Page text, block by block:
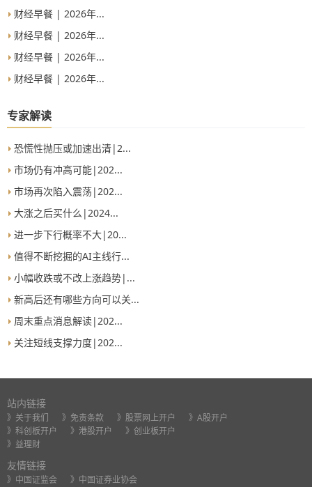
财经早餐 | 2026年...
财经早餐 | 2026年...
财经早餐 | 2026年...
财经早餐 | 2026年...
专家解读
恐慌性抛压或加速出清|2...
市场仍有冲高可能|202...
市场再次陷入震荡|202...
大涨之后买什么|2024...
进一步下行概率不大|20...
值得不断挖掘的AI主线行...
小幅收跌或不改上涨趋势|...
新高后还有哪些方向可以关...
周末重点消息解读|202...
关注短线支撑力度|202...
站内链接
》关于我们 》免责条款 》股票网上开户
》A股开户
》科创板开户
》港股开户
》创业板开户
》益理财
友情链接
》中国证监会
》中国证券业协会